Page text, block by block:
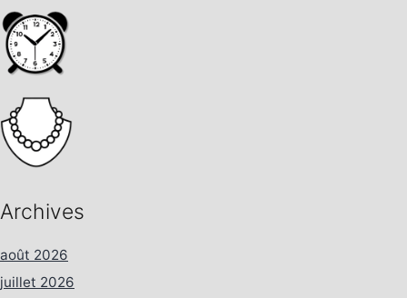
Archives
août 2026
juillet 2026